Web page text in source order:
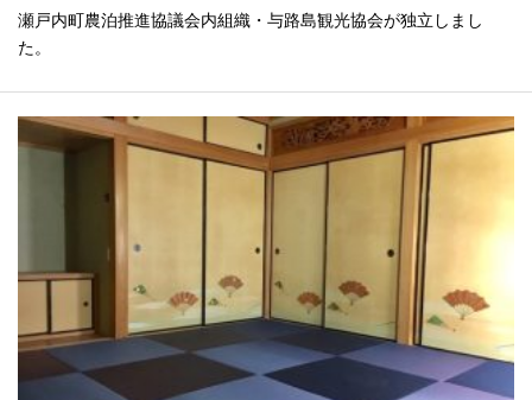
瀬戸内町農泊推進協議会内組織・与路島観光協会が独立しまし
た。